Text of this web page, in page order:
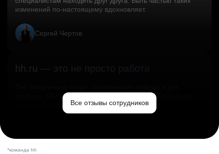
изменений по‑настоящему вдохновляет.
Сергей Чертов
hh.ru — это не просто работа
свободы. Мы помогаем миру и создаём лучший сервис
по поиску работы в стране.Все отзывы сотрудников
*команда hh